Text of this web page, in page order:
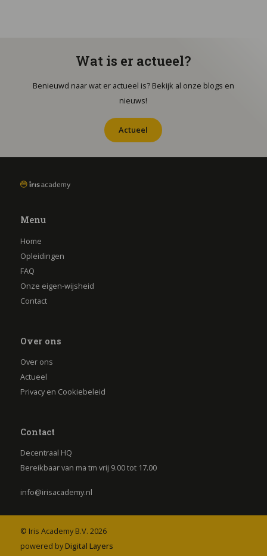
Wat is er actueel?
Benieuwd naar wat er actueel is? Bekijk al onze blogs en
nieuws!
Actueel
Menu
Home
Opleidingen
FAQ
Onze eigen-wijsheid
Contact
Over ons
Over ons
Actueel
Privacy en Cookiebeleid
Contact
Decentraal HQ
Bereikbaar van ma tm vrij 9.00 tot 17.00
info@irisacademy.nl
© Iris Academy B.V. 2026
powered byDigital Layers